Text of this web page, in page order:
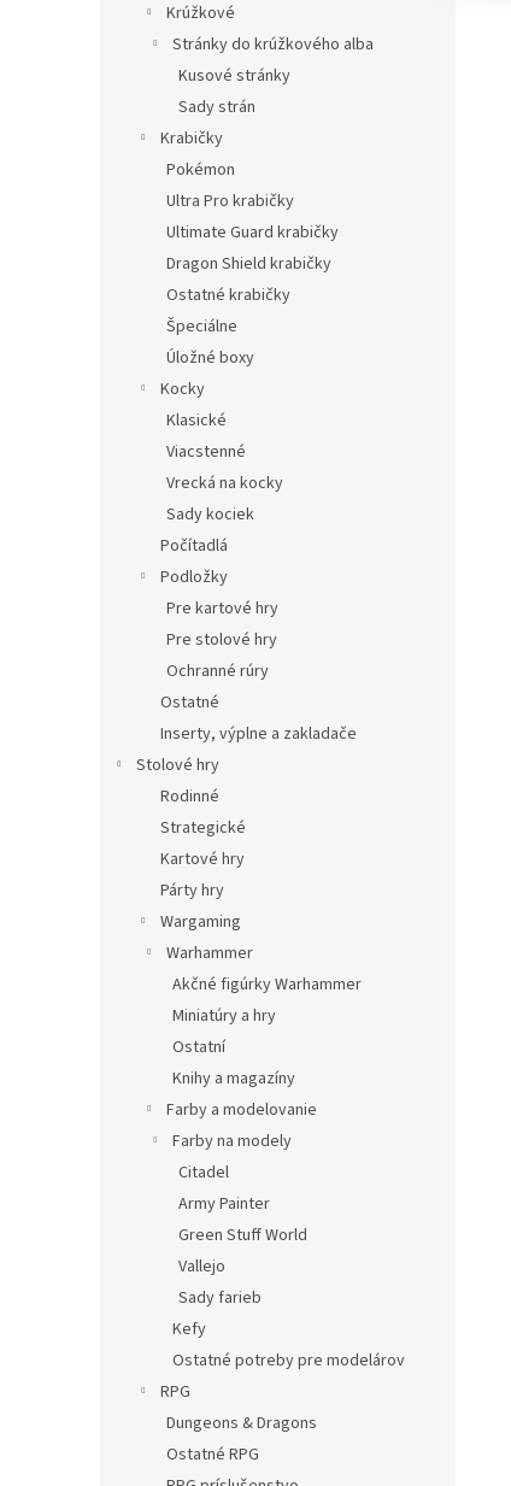
Krúžkové
Stránky do krúžkového alba
Kusové stránky
Sady strán
Krabičky
Pokémon
Ultra Pro krabičky
Ultimate Guard krabičky
Dragon Shield krabičky
Ostatné krabičky
Špeciálne
Úložné boxy
Kocky
Klasické
Viacstenné
Vrecká na kocky
Sady kociek
Počítadlá
Podložky
Pre kartové hry
Pre stolové hry
Ochranné rúry
Ostatné
Inserty, výplne a zakladače
Stolové hry
Rodinné
Strategické
Kartové hry
Párty hry
Wargaming
Warhammer
Akčné figúrky Warhammer
Miniatúry a hry
Ostatní
Knihy a magazíny
Farby a modelovanie
Farby na modely
Citadel
Army Painter
Green Stuff World
Vallejo
Sady farieb
Kefy
Ostatné potreby pre modelárov
RPG
Dungeons & Dragons
Ostatné RPG